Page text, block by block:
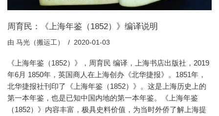
周育民：《上海年鉴（1852）》编译说明
由 马光（搬运工） 2020-01-03
《上海年鉴（1852）》，周育民 编译，上海书店出版社，2019
年6月 1850年，英国商人在上海创办《北华捷报》。1851年，
北华捷报社刊印了《上海年鉴（1852）》。这是上海历史上的
第一本年鉴，也是已知中国内地的第一本年鉴。《上海年鉴
（1852）》内容丰富，极具史料价值，为当时外侨了解上海提